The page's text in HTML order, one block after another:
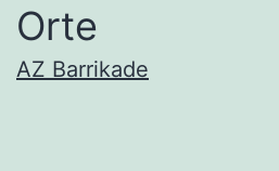
Orte
AZ Barrikade